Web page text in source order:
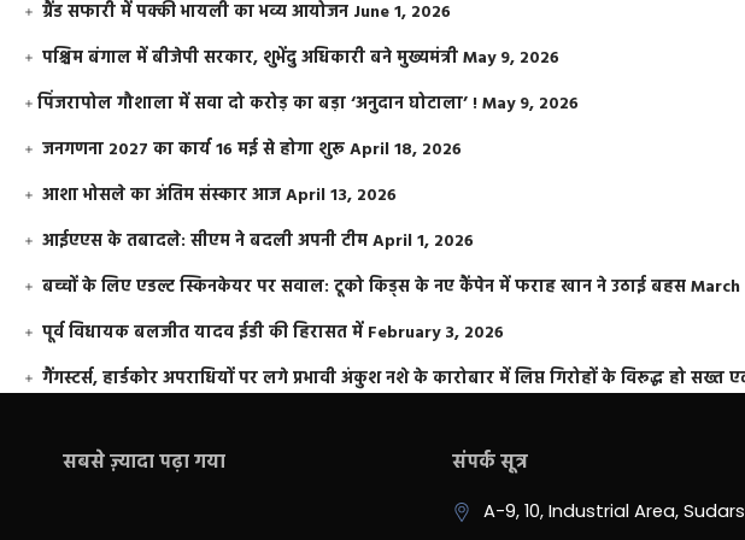
ग्रैंड सफारी में पक्की भायली का भव्य आयोजन June 1, 2026
पश्चिम बंगाल में बीजेपी सरकार, शुभेंदु अधिकारी बने मुख्यमंत्रीMay 9, 2026
​पिंजरापोल गौशाला में सवा दो करोड़ का बड़ा ‘अनुदान घोटाला’ !May 9, 2026
जनगणना 2027 का कार्य 16 मई से होगा शुरूApril 18, 2026
आशा भोसले का अंतिम संस्कार आजApril 13, 2026
आईएएस के तबादले: सीएम ने बदली अपनी टीमApril 1, 2026
बच्चों के लिए एडल्ट स्किनकेयर पर सवाल: टूको किड्स के नए कैंपेन में फराह खान ने उठाई बहस
पूर्व विधायक बलजीत यादव ईडी की हिरासत में February 3, 2026
गैंगस्टर्स, हार्डकोर अपराधियों पर लगे प्रभावी अंकुश नशे के कारोबार में लिप्त गिरोहों के विरूद्ध हो सख्त
सबसे ज़्यादा पढ़ा गया संपर्क सूत्र
A-9, 10, Industrial Area,